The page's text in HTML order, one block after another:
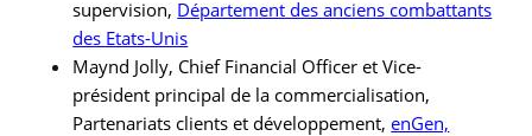
supervision, Département des anciens combattants
des Etats-Unis
Maynd Jolly, Chief Financial Officer et Vice-
président principal de la commercialisation,
Partenariats clients et développement,enGen,